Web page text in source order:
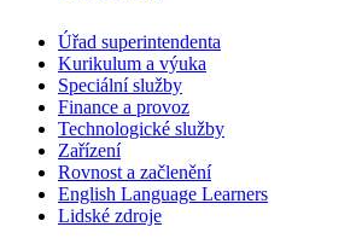
Úřad superintendenta
Kurikulum a výuka
Speciální služby
Finance a provoz
Technologické služby
Zařízení
Rovnost a začlenění
English Language Learners
Lidské zdroje